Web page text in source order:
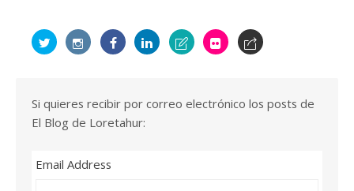
Si quieres recibir por correo electrónico los posts de
El Blog de Loretahur:
Email Address